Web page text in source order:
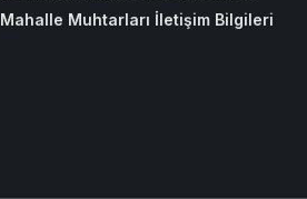
Mahalle Muhtarları İletişim Bilgileri